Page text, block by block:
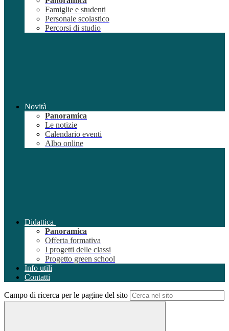
Famiglie e studenti
Personale scolastico
Percorsi di studio
Novità
Panoramica
Le notizie
Calendario eventi
Albo online
Didattica
Panoramica
Offerta formativa
I progetti delle classi
Progetto green school
Info utili
Contatti
Campo di ricerca per le pagine del sito